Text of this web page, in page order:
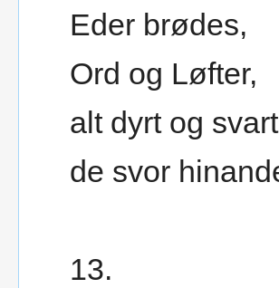
Eder brødes,
Ord og Løfter,
alt dyrt og svart
de svor
13.